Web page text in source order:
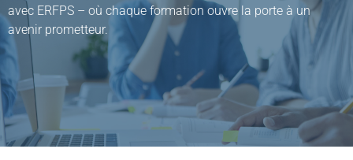
avec ERFPS – où chaque formation ouvre la porte à un
avenir prometteur.